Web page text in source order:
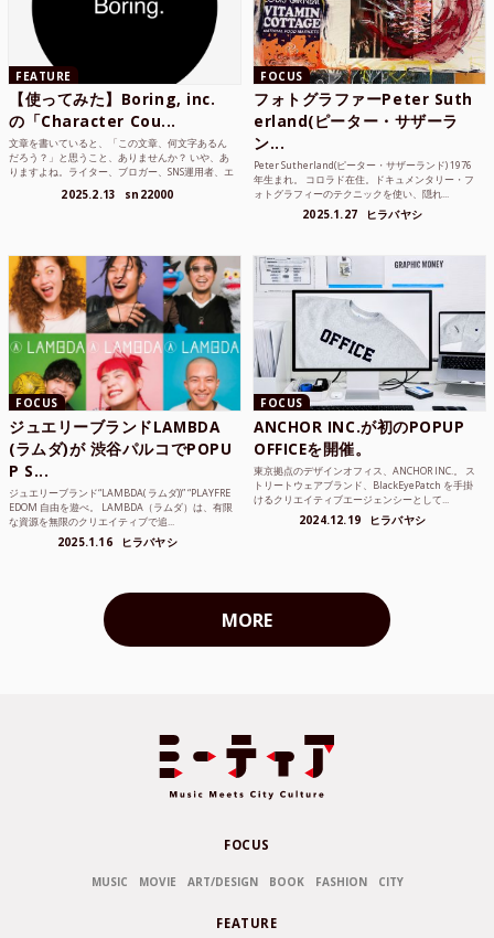
FEATURE
【使ってみた】Boring, inc.
の「Character Cou...
文章を書いていると、「この文章、何文字あるん
だろう？」と思うこと、ありませんか？ いや、あ
りますよね。ライター、ブロガー、SNS運用者、エ
2025.2.13 sn22000
FOCUS
フォトグラファーPeter Suth
erland(ピーター・サザーラ
ン...
Peter Sutherland(ピーター・サザーランド) 1976
年生まれ。 コロラド在住。ドキュメンタリー・フ
ォトグラフィーのテクニックを使い、隠れ...
2025.1.27 ヒラバヤシ
FOCUS
ジュエリーブランドLAMBDA
(ラムダ)が 渋谷パルコでPOPU
P S...
ジュエリーブランド“LAMBDA( ラムダ))” “PLAYFRE
EDOM 自由を遊べ。 LAMBDA（ラムダ）は、有限
な資源を無限のクリエイティブで追...
2025.1.16 ヒラバヤシ
FOCUS
ANCHOR INC.が初のPOPUP
OFFICEを開催。
東京拠点のデザインオフィス、ANCHOR INC.。 ス
トリートウェアブランド、BlackEyePatch を手掛
けるクリエイティブエージェンシーとして...
2024.12.19 ヒラバヤシ
MORE
FOCUS
MUSIC MOVIE ART/DESIGN BOOK FASHION CITY
FEATURE